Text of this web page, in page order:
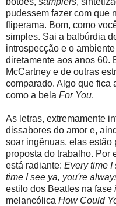
pudessem fazer com que
fliperama. Bom, como
simples. Sai a balbúrdia
introspecção e o
diretamente aos anos 60.
McCartney e de outras
comparado. Algo que fica
como a bela For You.
As letras, extremamente
dissabores do amor e,
soar ingênuas, elas estão
proposta do trabalho. Por
está radiante: Every time I
time I see ya, you're
estilo dos Beatles na fase
melancólica How Could